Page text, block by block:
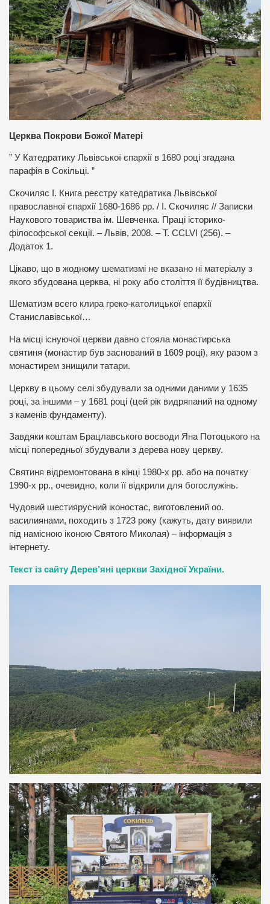
Церква Покрови Божої Матері
” У Катедратику Львівської єпархії в 1680 році згадана
парафія в Сокільці. ”
Скочиляс І. Книга реєстру катедратика Львівської
православної єпархії 1680-1686 рр. / І. Скочиляс // Записки
Наукового товариства ім. Шевченка. Праці історико-
філософської секції. – Львів, 2008. – Т. ССLVI (256). –
Додаток 1.
Цікаво, що в жодному шематизмі не вказано ні матеріалу з
якого збудована церква, ні року або століття її будівництва.
Шематизм всего клира греко-католицької епархії
Станиславівської…
На місці існуючої церкви давно стояла монастирська
святиня (монастир був заснований в 1609 році), яку разом з
монастирем знищили татари.
Церкву в цьому селі збудували за одними даними у 1635
році, за іншими – у 1681 році (цей рік видряпаний на одному
з каменів фундаменту).
Завдяки коштам Брацлавського воєводи Яна Потоцького на
місці попередньої збудували з дерева нову церкву.
Святиня відремонтована в кінці 1980-х рр. або на початку
1990-х рр., очевидно, коли її відкрили для богослужінь.
Чудовий шестиярусний іконостас, виготовлений оо.
василиянами, походить з 1723 року (кажуть, дату виявили
під намісною іконою Святого Миколая) – інформація з
інтернету.
Текст із сайту Дерев’яні церкви Західної України.